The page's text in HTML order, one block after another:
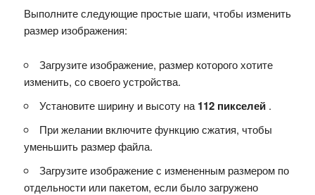
Выполните следующие простые шаги, чтобы изменить
размер изображения:
Загрузите изображение, размер которого хотите
изменить, со своего устройства.
Установите ширину и высоту на 112 пикселей .
При желании включите функцию сжатия, чтобы
уменьшить размер файла.
Загрузите изображение с измененным размером по
отдельности или пакетом, если было загружено